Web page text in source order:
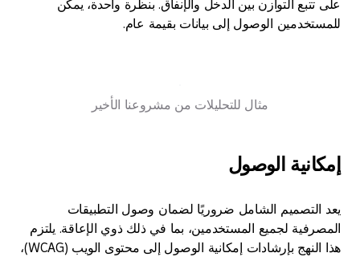
على تتبع التوازن بين الدخل والإنفاق. بنظرة واحدة، يمكن
للمستخدمين الوصول إلى بيانات بقيمة عام.
مثال للتحليلات من مشروعنا الأخير
إمكانية الوصول
يعد التصميم الشامل ضروريًا لضمان وصول التطبيقات
المصرفية لجميع المستخدمين، بما في ذلك ذوي الإعاقة. يلتزم
هذا النهج بإرشادات إمكانية الوصول إلى محتوى الويب (WCAG)،